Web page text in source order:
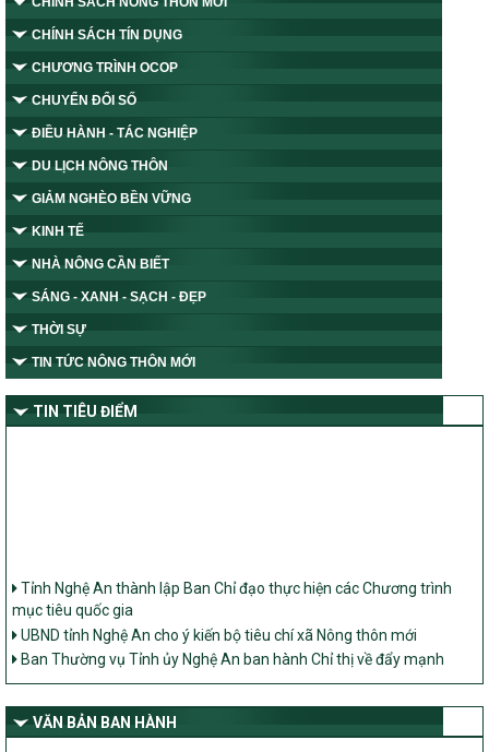
CHÍNH SÁCH TÍN DỤNG
CHƯƠNG TRÌNH OCOP
CHUYỂN ĐỔI SỐ
ĐIỀU HÀNH - TÁC NGHIỆP
DU LỊCH NÔNG THÔN
GIẢM NGHÈO BỀN VỮNG
KINH TẾ
NHÀ NÔNG CẦN BIẾT
SÁNG - XANH - SẠCH - ĐẸP
THỜI SỰ
TIN TỨC NÔNG THÔN MỚI
TIN TIÊU ĐIỂM
Tỉnh Nghệ An thành lập Ban Chỉ đạo thực hiện các Chương trình
mục tiêu quốc gia
UBND tỉnh Nghệ An cho ý kiến bộ tiêu chí xã Nông thôn mới
Ban Thường vụ Tỉnh ủy Nghệ An ban hành Chỉ thị về đẩy mạnh
thực hiện Chương trình mục tiêu quốc gia xây dựng nông thôn mới,
dân tộc thiểu số và miền núi giai đoạn 2026 – 2030 trên địa bàn tỉnh
Nghệ An
VĂN BẢN BAN HÀNH